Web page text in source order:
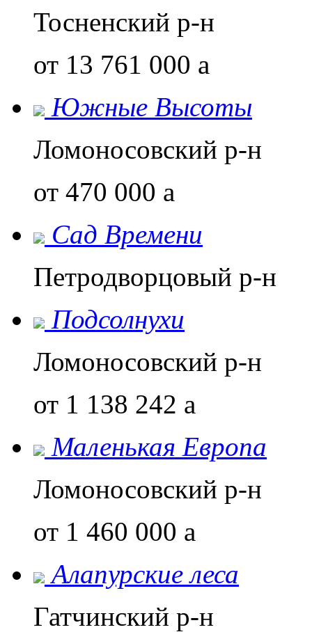
Тосненский р-н
от 13 761 000 a
Южные Высоты
Ломоносовский р-н
от 470 000 a
Сад Времени
Петродворцовый р-н
Подсолнухи
Ломоносовский р-н
от 1 138 242 a
Маленькая Европа
Ломоносовский р-н
от 1 460 000 a
Алапурские леса
Гатчинский р-н